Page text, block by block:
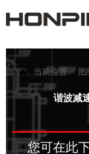
 当前位置: 图
谐波减
您可在此